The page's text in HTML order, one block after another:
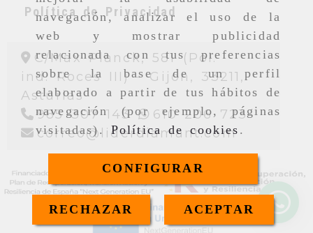
navegación, analizar el uso de la
web y mostrar publicidad
relacionada con tus preferencias
sobre la base de un perfil
elaborado a partir de tus hábitos de
navegación (por ejemplo, páginas
visitadas). Política de cookies .
CONFIGURAR
RECHAZAR ACEPTAR
Política de Privacidad
C/Max Planck, 581 (Pol.
ind. Roces III) -Gijon, 33211,
Asturias
985 307 143
610 206 723
correo
liderdiamant.comcorreo